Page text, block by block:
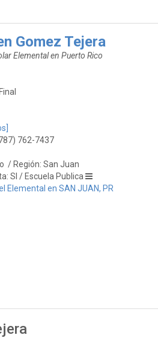
Gomez Tejera
Elemental en Puerto Rico
762-7437
/ Región: San Juan
SI / Escuela Publica
Elemental en SAN JUAN, PR